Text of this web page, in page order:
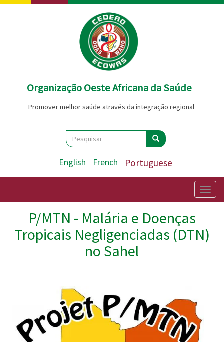
Passar
Organização Oeste Africana da Saúde
Promover melhor saúde através da integração regional
Search
Pesquisar Pesquisar
English French Portuguese
P/MTN - Malária e Doenças
Tropicais Negligenciadas (DTN)
no Sahel